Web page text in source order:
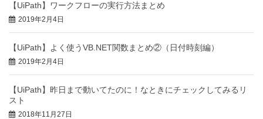
【UiPath】ワークフローの実行方法まとめ
2019年2月4日
【UiPath】よく使うVB.NET関数まとめ②（日付時刻編）
2019年2月4日
【UiPath】昨日まで動いてたのに！なときにチェックしてみるリ
スト
2018年11月27日